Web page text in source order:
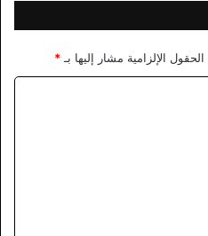
الحقول الإلزامية مشار إليها بـ *